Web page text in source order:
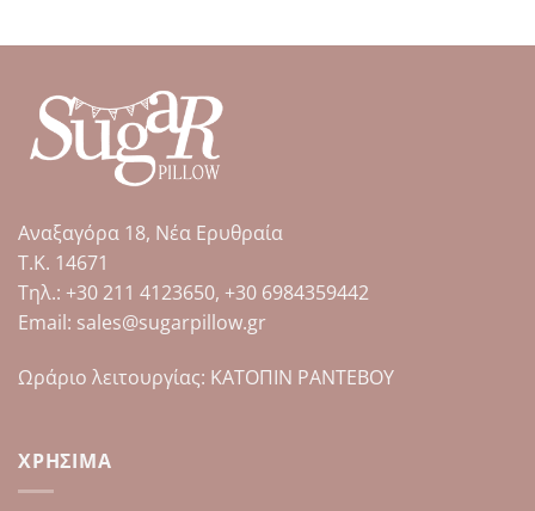
πολλαπλές
Αναξαγόρα 18, Νέα Ερυθραία
Τ.Κ. 14671
Tηλ.: +30 211 4123650, +30 6984359442
Email: sales@sugarpillow.gr
Ωράριο λειτουργίας: ΚΑΤΟΠΙΝ ΡΑΝΤΕΒΟΥ
ΧΡΉΣΙΜΑ